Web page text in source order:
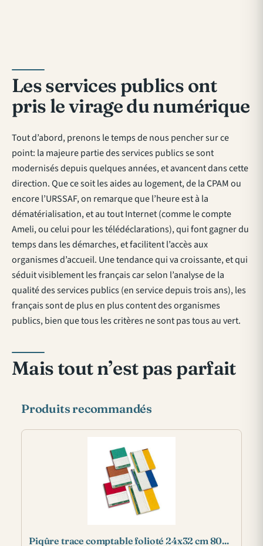
Les services publics ont
pris le virage du numérique
Tout d’abord, prenons le temps de nous pencher sur ce
point: la majeure partie des services publics se sont
modernisés depuis quelques années, et avancent dans cette
direction. Que ce soit les aides au logement, de la CPAM ou
encore l’URSSAF, on remarque que l’heure est à la
dématérialisation, et au tout Internet (comme le compte
Ameli, ou celui pour les télédéclarations), qui font gagner du
temps dans les démarches, et facilitent l’accès aux
organismes d’accueil. Une tendance qui va croissante, et qui
séduit visiblement les français car selon l’analyse de la
qualité des services publics (en service depuis trois ans), les
français sont de plus en plus content des organismes
publics, bien que tous les critères ne sont pas tous au vert.
Mais tout n’est pas parfait
Produits recommandés
Piqûre trace comptable folioté 24x32 cm 80...